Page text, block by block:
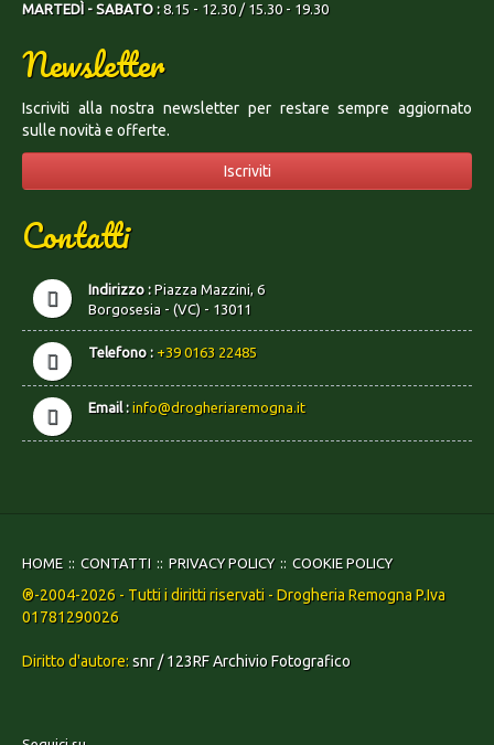
MARTEDÌ - SABATO :8.15 - 12.30 / 15.30 - 19.30
Newsletter
Iscriviti alla nostra newsletter per restare sempre aggiornato
sulle novità e offerte.
Iscriviti
Contatti
Indirizzo :Piazza Mazzini, 6
Borgosesia - (VC) - 13011
Telefono : +39 0163 22485
Email :info@drogheriaremogna.it
HOME CONTATTI PRIVACY POLICY COOKIE POLICY
®-2004-2026 - Tutti i diritti riservati - Drogheria Remogna P.Iva
01781290026
Diritto d'autore:snr / 123RF Archivio Fotografico